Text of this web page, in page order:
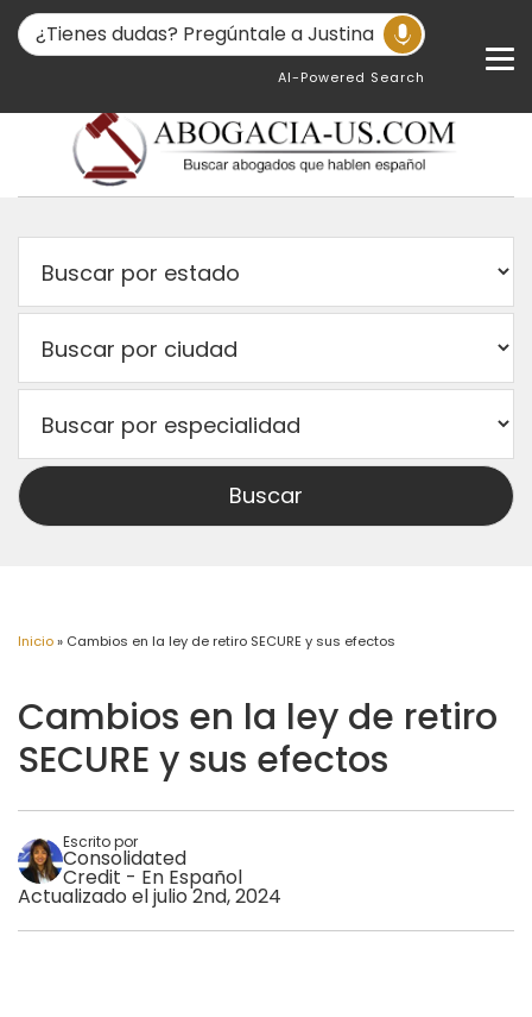
AI-Powered Search
Inicio» Cambios en la ley de retiro SECURE y sus efectos
Cambios en la ley de retiro
SECURE y sus efectos
Escrito por
Consolidated
Credit - En Español
Actualizado el julio 2nd, 2024